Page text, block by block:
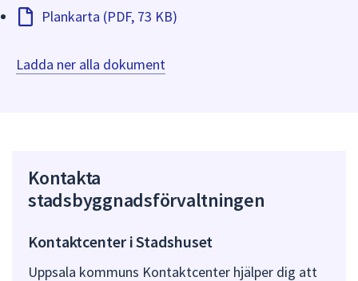
Plankarta (PDF, 73 KB)
Ladda ner alla dokument
Kontakta
stadsbyggnadsförvaltningen
Kontaktcenter i Stadshuset
Uppsala kommuns Kontaktcenter hjälper dig att